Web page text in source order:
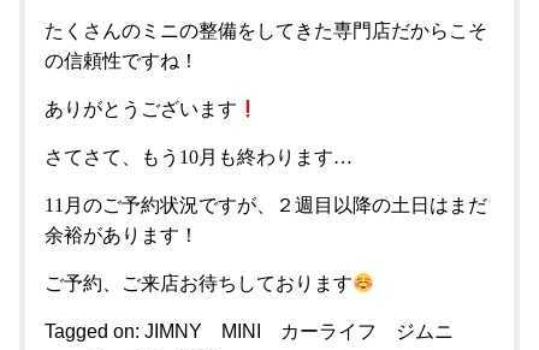
たくさんのミニの整備をしてきた専門店だからこそ
の信頼性ですね！
ありがとうございます
さてさて、もう10月も終わります…
11月のご予約状況ですが、２週目以降の土日はまだ
余裕があります！
ご予約、ご来店お待ちしております
Tagged on: JIMNY MINI カーライフ
ジムニ